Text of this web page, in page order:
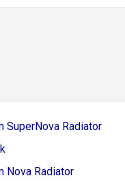
SuperNova Radiator
Nova Radiator